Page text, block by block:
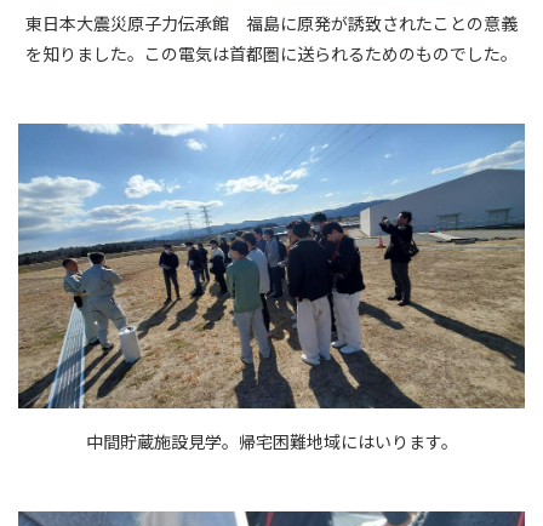
東日本大震災原子力伝承館 福島に原発が誘致されたことの意義
を知りました。この電気は首都圏に送られるためのものでした。
中間貯蔵施設見学。帰宅困難地域にはいります。